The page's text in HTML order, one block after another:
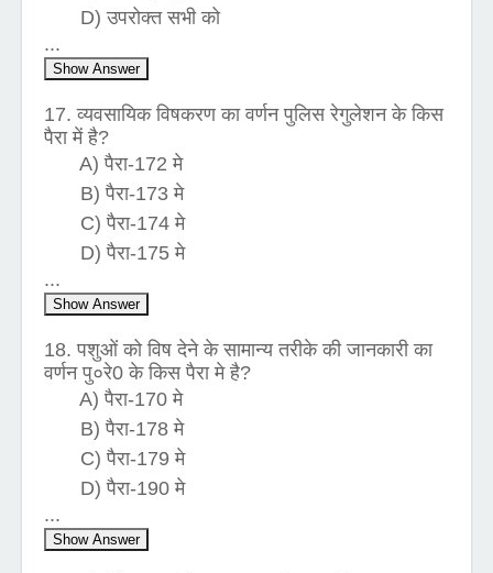
D) उपरोक्त सभी को
...
Show Answer
17. व्यवसायिक विषकरण का वर्णन पुलिस रेगुलेशन के किस
पैरा में है?
A) पैरा-172 मे
B) पैरा-173 मे
C) पैरा-174 मे
D) पैरा-175 मे
...
Show Answer
18. पशुओं को विष देने के सामान्य तरीके की जानकारी का
वर्णन पु०रे0 के किस पैरा मे है?
A) पैरा-170 मे
B) पैरा-178 मे
C) पैरा-179 मे
D) पैरा-190 मे
...
Show Answer